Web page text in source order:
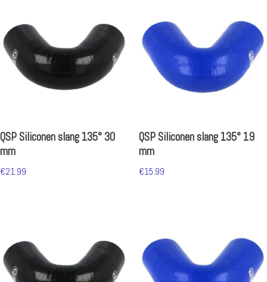
QSP Siliconen slang 135° 30
mm
€21.99
QSP Siliconen slang 135° 19
mm
€15.99